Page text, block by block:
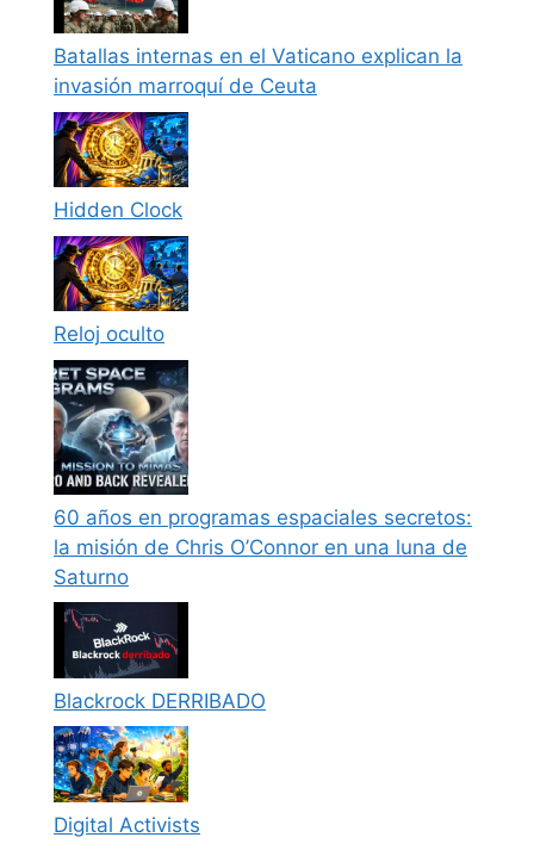
Batallas internas en el Vaticano explican la
invasión marroquí de Ceuta
Hidden Clock
Reloj oculto
60 años en programas espaciales secretos:
la misión de Chris O’Connor en una luna de
Saturno
Blackrock DERRIBADO
Digital Activists